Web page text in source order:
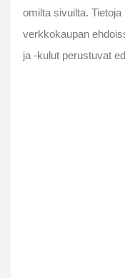
omilta sivuilta.
verkkokaupan
ja -kulut perustuvat